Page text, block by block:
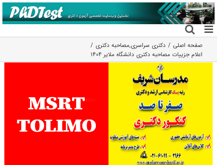
رفتن
به
محتوا
صفحه اصلی دکتری سراسری,مصاحبه دکتری
اعلام جزییات مصاحبه دکتری دانشگاه ملایر ۱۴۰۴